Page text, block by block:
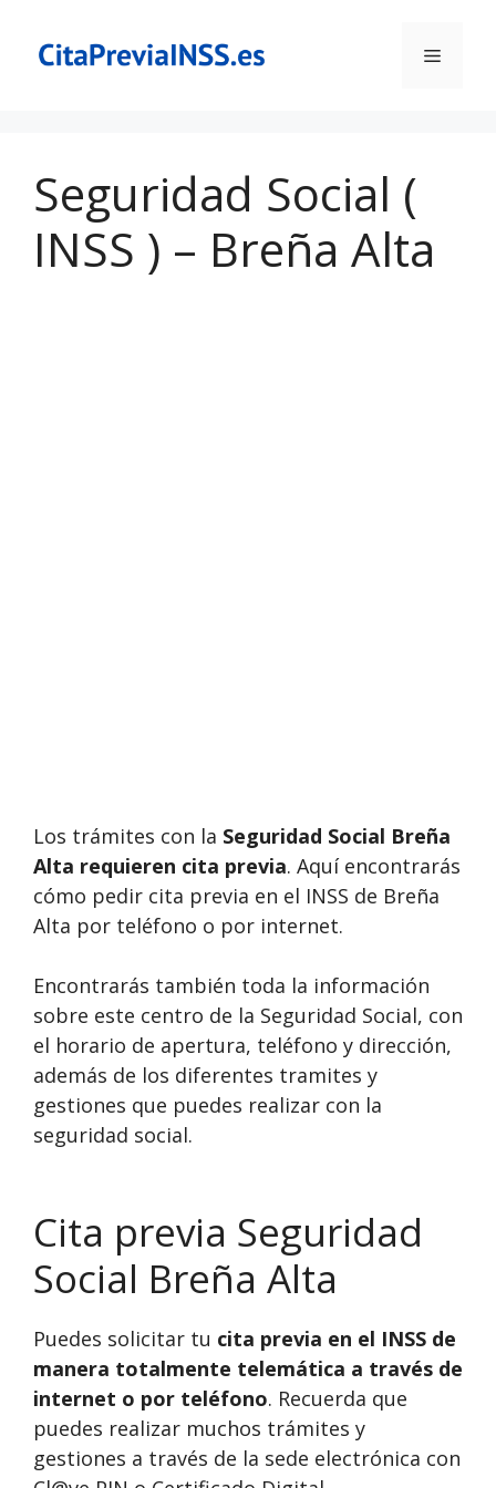
contenido
Menú
Seguridad Social (
INSS ) – Breña Alta
Los trámites con la Seguridad Social Breña
Alta requieren cita previa. Aquí encontrarás
cómo pedir cita previa en el INSS de Breña
Alta por teléfono o por internet.
Encontrarás también toda la información
sobre este centro de la Seguridad Social, con
el horario de apertura, teléfono y dirección,
además de los diferentes tramites y
gestiones que puedes realizar con la
seguridad social.
Cita previa Seguridad
Social Breña Alta
Puedes solicitar tu cita previa en el INSS de
manera totalmente telemática a través de
internet o por teléfono. Recuerda que
puedes realizar muchos trámites y
gestiones a través de la sede electrónica con